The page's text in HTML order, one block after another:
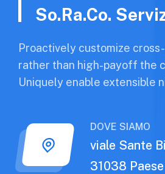
So.Ra.Co.
Proactively customize
rather than high-payoff the
Uniquely enable extensible
DOVE SIAMO
viale Sante
31038